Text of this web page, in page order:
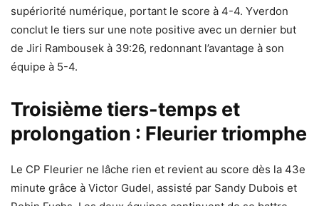
supériorité numérique, portant le score à 4-4. Yverdon
conclut le tiers sur une note positive avec un dernier but
de Jiri Rambousek à 39:26, redonnant l’avantage à son
équipe à 5-4.
Troisième tiers-temps et
prolongation : Fleurier triomphe
Le CP Fleurier ne lâche rien et revient au score dès la 43e
minute grâce à Victor Gudel, assisté par Sandy Dubois et